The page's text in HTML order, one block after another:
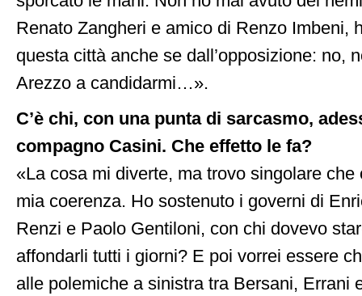
Renato Zangheri e amico di Renzo Imbeni,
questa città anche se dall’opposizione: no,
Arezzo a candidarmi…».
C’è chi, con una punta di sarcasmo,
compagno Casini. Che effetto le fa?
«La cosa mi diverte, ma trovo singolare
mia coerenza. Ho sostenuto i governi di
Renzi e Paolo Gentiloni, con chi dovevo
affondarli tutti i giorni? E poi vorrei essere
alle polemiche a sinistra tra Bersani, Errani